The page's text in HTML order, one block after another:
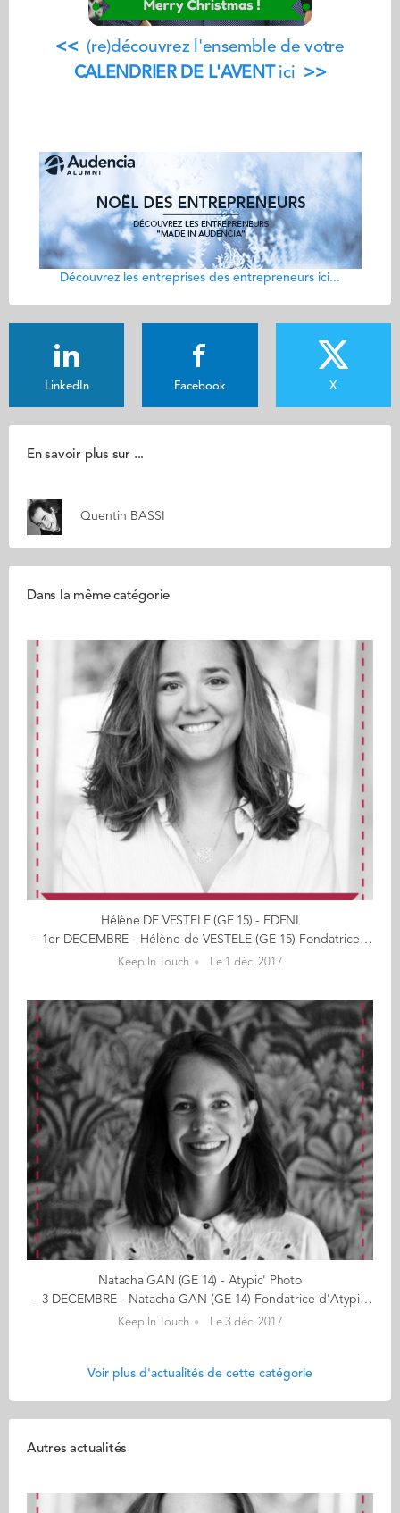
<< (re)découvrez l'ensemble de votre
CALENDRIER DE L'AVENT ici >>
Découvrez les entreprises des entrepreneurs ici...
LinkedIn Facebook X
En savoir plus sur ...
Quentin BASSI
Dans la même catégorie
Hélène DE VESTELE (GE 15) - EDENI
- 1er DECEMBRE - Hélène de VESTELE (GE 15) Fondatrice d'Edeni Offrez-vous les ateliers Edeni en cliquant ici " Le Zero Waste passe par un quotidien sans déchets, ni gâchis. Le meilleur déchet est celui qui n’existe pas. L’important n’est pas de transformer un déchet en ressource, mais vraiment de ne pas gâcher notre vie, nos opportunités, notre bonheur. Tout comme nous sommes ambitieux pour nos carrières professionnelles, n’ayons pas peur d’être ambitieux pour faire les choses bien." C'est décidé, Hélène souhaite changer le monde. Pas dans 20 ans... maintenant ! C'est comme cela qu'elle crée les ateliers Edeni qui offrent les clés, les secrets de cette métamorphose à portée de chacun, dans notre quotidien. Cette ancienne conseillère du gouvernement argentin nous en dit plus en images : Les prémices d'une vie engagée Dès les classes préparatoires, je savais que je voulais participer à l’amélioration de nos sociétés. A Audencia, je découvre une école qui accorde une grande place à l’associatif (et donc à l’exécution concrète de projets). En parallèle de la gestion du BDE, je crée un projet au sein d’ENACTUS (1ere association étudiante mondiale d’entrepreneuriat social) de tourisme responsable, tout en préparant mon Année de Projet Individuel, cette opportunité incroyable qu’offre la Business School pour celles et ceux qui ont un projet solide et besoin de temps pour le réaliser. Grâce au parcours RSE-WWF , j'identifie ce que je veux : découvrir les façons de vivre responsables à travers le monde. Rencontres étudiantes, concours, sac à dos : je pars un an explorer le monde. La nécessité d'un monde 'plus propre' Lors de ce tour du monde sur la découverte des modes de vie responsables, sur 150 foyers dans plus de 60 pays, j'ai réalisé à quel point nos déchets sont un problème en voyant les décharges à ciel ouvert. En Amérique Latine, alors conseillère auprès du ministre de la Modernisation, j'ai ressenti l’urgence d’agir en voyant tous les experts environnementaux boire dans des bouteilles d’eau en plastique lors d’une commission pour le G7. C’était toujours le même constat : prévoir des projets sur 20 ans alors qu’il y a tellement de choses à notre portée au niveau écologique, social et éthique à faire maintenant. Il ne s’agit plus d’être circulaire juste sur le cycle de vie d’un produit, il faut l’être dans toute la société. Le triple constat à l’échelle individuelle - Le manque de connaissances des alternatives, des start-ups, des associations, des médias indépendants qui relaient ces initiatives, des astuces DIY comme faire de beaux furoshiki (papiers cadeaux en tissu japonais), etc. - Le manque de confiance de ces alternatives (leur efficacité est-elle prouvée ? si oui, pourquoi on ne les utilisait pas avant ?). De plus, beaucoup de blogs ne mettent pas leurs sources et certaines personnes peuvent être de bonne foi mais avec une méthode qui manque de rigueur. - Le manque d’accompagnement pour connaître et pratiquer le Zero Waste, alors qu’il existe des coachs pour arrêter de fumer ou se mettre au sport par exemple. Le Paradis sur Terre dans un bocal d’1L Toujours en Amérique Latine, j'ai particulièrement été touchée par le concept de la Pachamama, cette figure inca qui représente la déesse-terre pour de nombreuses cultures sud-américaines. Pour eux, le paradis est maintenant, sur Terre, du temps de notre vivant en tant qu’individu, et tout le monde doit prendre soin de notre planète et agir avec bienveillance les uns envers les autres. C’est ainsi que j'ai eu l’idée de créer edeni, du mot « éden » qui signifie le Paradis sur Terre, et qui se prononce facilement dans toutes les langues. En effet, edeni a d’abord été lancé en Argentine sous la forme d’une association pour diffuser les bonnes pratiques Zero Waste. Cela a été une vraie transformation pour moi qui ai réussi à limiter mes déchets à un bocal d’1L en un an ! En recevant le prix « Talent d’Avenir » aux Audencia Alumni Awards 2017, j'ai alors démissionné du gouvernement argentin pour lancer edeni en France. Bon, soyons concret et efficace… Hélène vous en dit plus sur le plastique par exemple en cliquant ici... "Le futur souhaitable, nous n’avons pas à le prévoir, mais à le permettre." Découvrez les entreprises des entrepreneurs ici... Source de certains passages : "La Relève et la Peste"
Keep In Touch Le 1 déc. 2017
Natacha GAN (GE 14) - Atypic' Photo
- 3 DECEMBRE - Natacha GAN (GE 14) Fondatrice d'Atypic' Photo Offrez une balade photo insolite en cliquant ici "C’est par l’argentique que ma passion pour la photo a commencé, il y a plus de 15 ans" Natacha a eu l’occasion de consacrer son API à la photo (Brassaï, Paris XV), puis de travailler durant 3 ans dans un cabinet d’études et de conseil dans le secteur de l’environnement (Gallileo) avant de se dédier entièrement à la photographie en fondant ATYPIC’. Son ambition ? Donner à voir la ville telle qu’un photographe la perçoit et démocratiser l’apprentissage de la photo. Natacha vous embarque dans son univers avec quelques clichés qui, pour elle, ont une vraie portée symbolique sur ce qu’est le parcours entrepreneurial. . Entreprendre, c’est savoir passer par des zones d’ombre… et de lumière ! On idéalise aujourd’hui beaucoup la création d’entreprise, le fait d’être « à son compte » et d’être « libre »… Mais entreprendre, c’est une forme de liberté créative, mais pas une liberté d’esprit ! Entreprendre, c’est savoir toujours regarder vers le haut, vers ce qui nous anime, tester, se tromper et rebondir ! Rester « focus » sur son ADN, ses valeurs, son projet tels qu’on l’envisage. En tant qu’entrepreneur(e), on reçoit toujours beaucoup de conseils, de divers horizons, de personnes qui vont percevoir votre projet sous un angle différent : il faut savoir ce qui peut vraiment donner une plus-value à son projet, et mettre le reste entre parenthèses. Des rencontres formidables et des plus enrichissantes : provoquées, fortuites, amenées, mais toutes fantastiques ! << (re)découvrez l'ensemble de votre CALENDRIER DE L'AVENT ici >> Découvrez les entreprises des entrepreneurs ici...
Keep In Touch Le 3 déc. 2017
Voir plus d'actualités de cette catégorie
Autres actualités